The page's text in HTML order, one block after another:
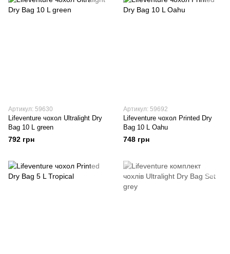
Артикул: 59630
Lifeventure чохол Ultralight Dry
Bag 10 L green
792 грн
Артикул: 59692
Lifeventure чохол Printed Dry
Bag 10 L Oahu
748 грн